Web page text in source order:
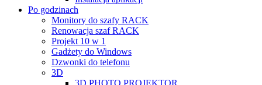
Po godzinach
Monitory do szafy RACK
Renowacja szaf RACK
Projekt 10 w 1
Gadżety do Windows
Dzwonki do telefonu
3D
3D PHOTO PROJEKTOR